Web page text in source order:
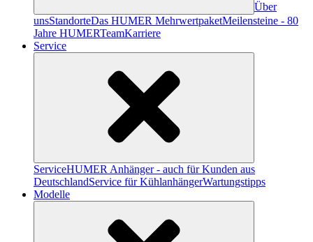
Über
unsStandorteDas HUMER MehrwertpaketMeilensteine - 80
Jahre HUMERTeamKarriere
Service
ServiceHUMER Anhänger - auch für Kunden aus
DeutschlandService für KühlanhängerWartungstipps
Modelle